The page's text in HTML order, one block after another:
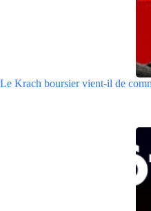
Le Krach boursier vient-il de